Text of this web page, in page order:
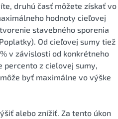
druhú časť môžete získať vo
hodnoty cieľovej
stavebného sporenia
Od cieľovej sumy tiež
v závislosti od konkrétneho
percento z cieľovej sumy,
byť maximálne vo výške
alebo znížiť. Za tento úkon